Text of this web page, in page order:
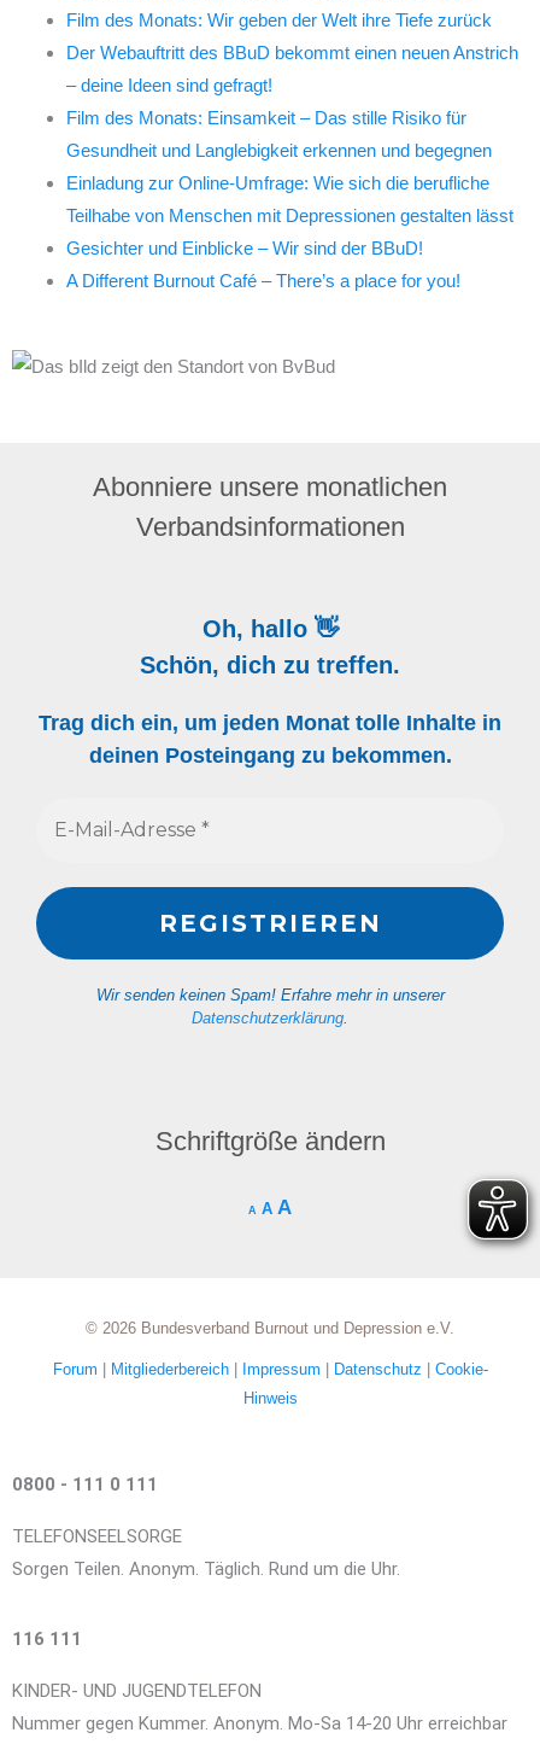
Film des Monats: Wir geben der Welt ihre Tiefe zurück
Der Webauftritt des BBuD bekommt einen neuen Anstrich
– deine Ideen sind gefragt!
Film des Monats: Einsamkeit – Das stille Risiko für
Gesundheit und Langlebigkeit erkennen und begegnen
Einladung zur Online-Umfrage: Wie sich die berufliche
Teilhabe von Menschen mit Depressionen gestalten lässt
Gesichter und Einblicke – Wir sind der BBuD!
A Different Burnout Café – There’s a place for you!
Abonniere unsere monatlichen
Verbandsinformationen
Oh, hallo 👋
Schön, dich zu treffen.
Trag dich ein, um jeden Monat tolle Inhalte in
deinen Posteingang zu bekommen.
Wir senden keinen Spam! Erfahre mehr in unserer
Datenschutzerklärung
Schriftgröße ändern
A A A
© 2026 Bundesverband Burnout und Depression e.V.
Forum | Mitgliederbereich | Impressum | Datenschutz | Cookie-
Hinweis
0800 - 111 0 111
TELEFONSEELSORGE
Sorgen Teilen. Anonym. Täglich. Rund um die Uhr.
116 111
KINDER- UND JUGENDTELEFON
Nummer gegen Kummer. Anonym. Mo-Sa 14-20 Uhr erreichbar